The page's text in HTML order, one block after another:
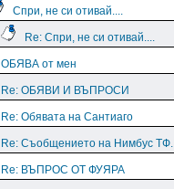
Спри, не си отивай....
Re: Спри, не си отивай....
ОБЯВА от мен
Re: ОБЯВИ И ВЪПРОСИ
Re: Обявата на Сантиаго
Re: Съобщението на Нимбус ТФ.
Re: ВЪПРОС ОТ ФУЯРА